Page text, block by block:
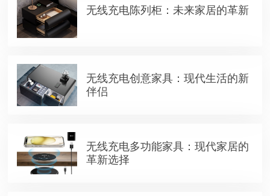
无线充电陈列柜：未来家居的革新
无线充电创意家具：现代生活的新
伴侣
无线充电多功能家具：现代家居的
革新选择